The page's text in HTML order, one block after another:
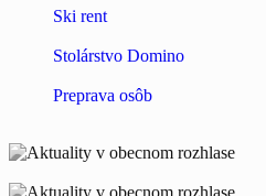
Ski rent
Stolárstvo Domino
Preprava osôb